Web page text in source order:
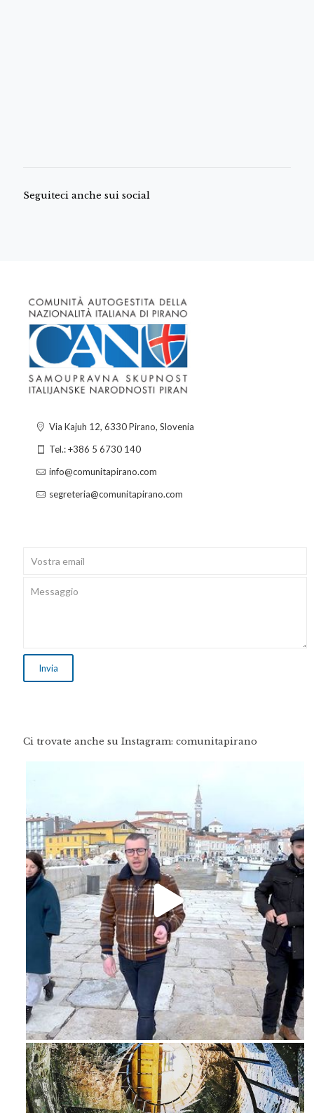
Seguiteci anche sui social
Via Kajuh 12, 6330 Pirano, Slovenia
Tel.: +386 5 6730 140
info@comunitapirano.com
segreteria@comunitapirano.com
Ci trovate anche su Instagram: comunitapirano
Feb 16